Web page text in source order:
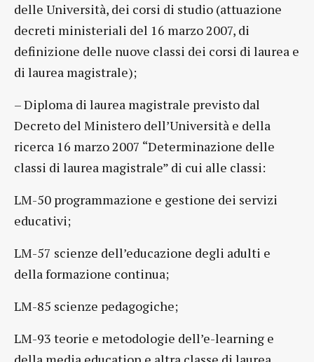
delle Università, dei corsi di studio (attuazione
decreti ministeriali del 16 marzo 2007, di
definizione delle nuove classi dei corsi di laurea e
di laurea magistrale);
– Diploma di laurea magistrale previsto dal
Decreto del Ministero dell’Università e della
ricerca 16 marzo 2007 “Determinazione delle
classi di laurea magistrale” di cui alle classi:
LM-50 programmazione e gestione dei servizi
educativi;
LM-57 scienze dell’educazione degli adulti e
della formazione continua;
LM-85 scienze pedagogiche;
LM-93 teorie e metodologie dell’e-learning e